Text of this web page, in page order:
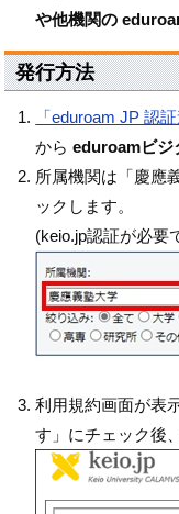
や他機関の
発行方法
「eduroam JP 認
からeduroamビジ
所属機関は「慶應
ックします。
(keio.jp認証が必要
利用規約画面が表
す」にチェック後